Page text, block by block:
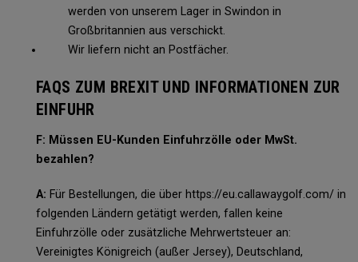
werden von unserem Lager in Swindon in
Großbritannien aus verschickt.
Wir liefern nicht an Postfächer.
FAQS ZUM BREXIT UND INFORMATIONEN ZUR
EINFUHR
F: Müssen EU-Kunden Einfuhrzölle oder MwSt.
bezahlen?
A: Für Bestellungen, die über https://eu.callawaygolf.com/ in
folgenden Ländern getätigt werden, fallen keine
Einfuhrzölle oder zusätzliche Mehrwertsteuer an:
Vereinigtes Königreich (außer Jersey), Deutschland,